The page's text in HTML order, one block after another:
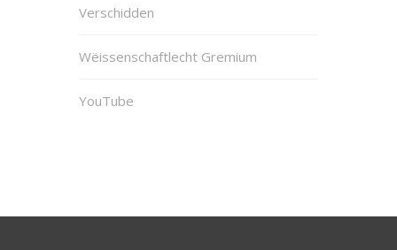
Verschidden
Wëissenschaftlecht Gremium
YouTube